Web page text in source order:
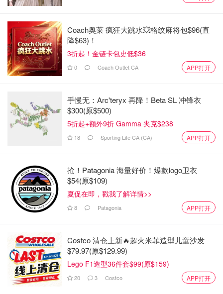
Coach奥莱 疯狂大跳水💥格纹麻将包$96(直
降$63)！
3折起！金链卡包史低$36
0 Coach Outlet CA APP打开
手慢无：Arc'teryx 再降！Beta SL 冲锋衣
$300(原$500)
5折起+额外9折 Gamma 夹克$238
18 Sporting Life CA (CA) APP打开
抢！Patagonia 海量好价！爆款logo卫衣
$54(原$109)
夏促在即，戳我了解详情>>
8 Patagonia APP打开
Costco 清仓上新🔥超火米菲造型儿童沙发
$79.97(原$129.99)
Lego F1造型36件套$99(原$159)
20 3 Costco APP打开